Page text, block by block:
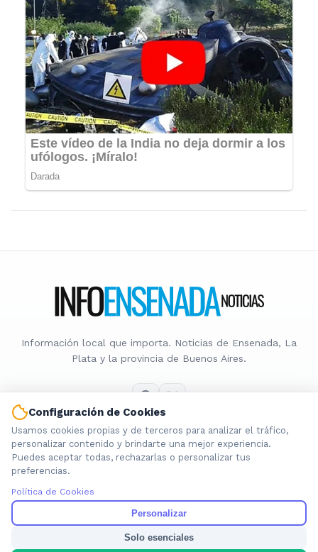
Información local que importa. Noticias de Ensenada, La
Plata y la provincia de Buenos Aires.
Nosotros
Cookies
Política de Contenido
Configuración de Cookies
Usamos cookies propias y de terceros para analizar el tráfico,
personalizar contenido y brindarte una mejor experiencia.
Puedes aceptar todas, rechazarlas o personalizar tus
preferencias.
Política de Cookies
Personalizar
Solo esenciales